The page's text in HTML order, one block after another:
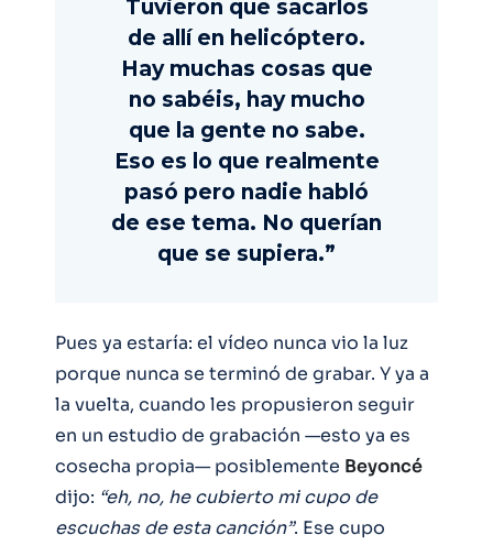
Tuvieron que sacarlos
de allí en helicóptero.
Hay muchas cosas que
no sabéis, hay mucho
que la gente no sabe.
Eso es lo que realmente
pasó pero nadie habló
de ese tema. No querían
que se supiera.”
Pues ya estaría: el vídeo nunca vio la luz
porque nunca se terminó de grabar. Y ya a
la vuelta, cuando les propusieron seguir
en un estudio de grabación —esto ya es
cosecha propia— posiblemente Beyoncé
dijo: “eh, no, he cubierto mi cupo de
escuchas de esta canción”. Ese cupo